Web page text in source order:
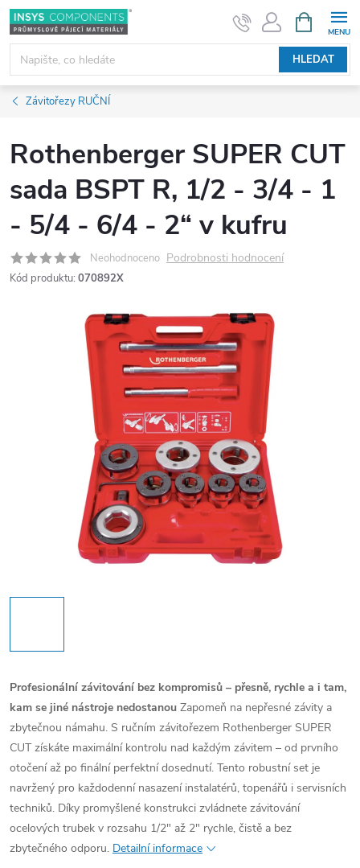
Přejít
na
obsah
HLEDAT
NÁKUPNÍ
KOŠÍK
Závitořezy RUČNÍ
Rothenberger SUPER CUT
sada BSPT R, 1/2 - 3/4 - 1
- 5/4 - 6/4 - 2“ v kufru
Neohodnoceno Podrobnosti hodnocení
Kód produktu: 070892X
Profesionální závitování bez kompromisů – přesně, rychle a i tam,
kam se jiné nástroje nedostanou Zapomeň na nepřesné závity a
zbytečnou námahu. S ručním závitořezem Rothenberger SUPER
CUT získáte maximální kontrolu nad každým závitem – od prvního
otočení až po finální perfektní dosednutí. Tento robustní set je
navržený pro každodenní nasazení instalatérů, topenářů i servisních
techniků. Díky promyšlené konstrukci zvládnete závitování
ocelových trubek v rozsahu 1/2" až 2" rychle, čistě a bez
zbytečného odporu. Detailní informace